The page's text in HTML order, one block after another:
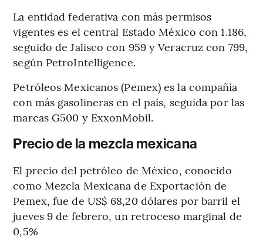
La entidad federativa con más permisos
vigentes es el central Estado México con 1.186,
seguido de Jalisco con 959 y Veracruz con 799,
según PetroIntelligence.
Petróleos Mexicanos (Pemex) es la compañía
con más gasolineras en el país, seguida por las
marcas G500 y ExxonMobil.
Precio de la mezcla mexicana
El precio del petróleo de México, conocido
como Mezcla Mexicana de Exportación de
Pemex, fue de US$ 68,20 dólares por barril el
jueves 9 de febrero, un retroceso marginal de
0,5%